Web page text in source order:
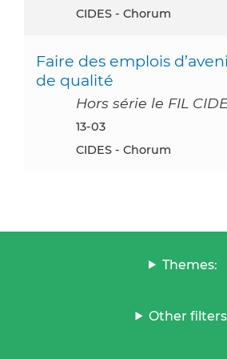
CIDES - Chorum
Faire des emplois
de qualité
Hors série le FIL
13-03
CIDES - Chorum
Themes:
Other